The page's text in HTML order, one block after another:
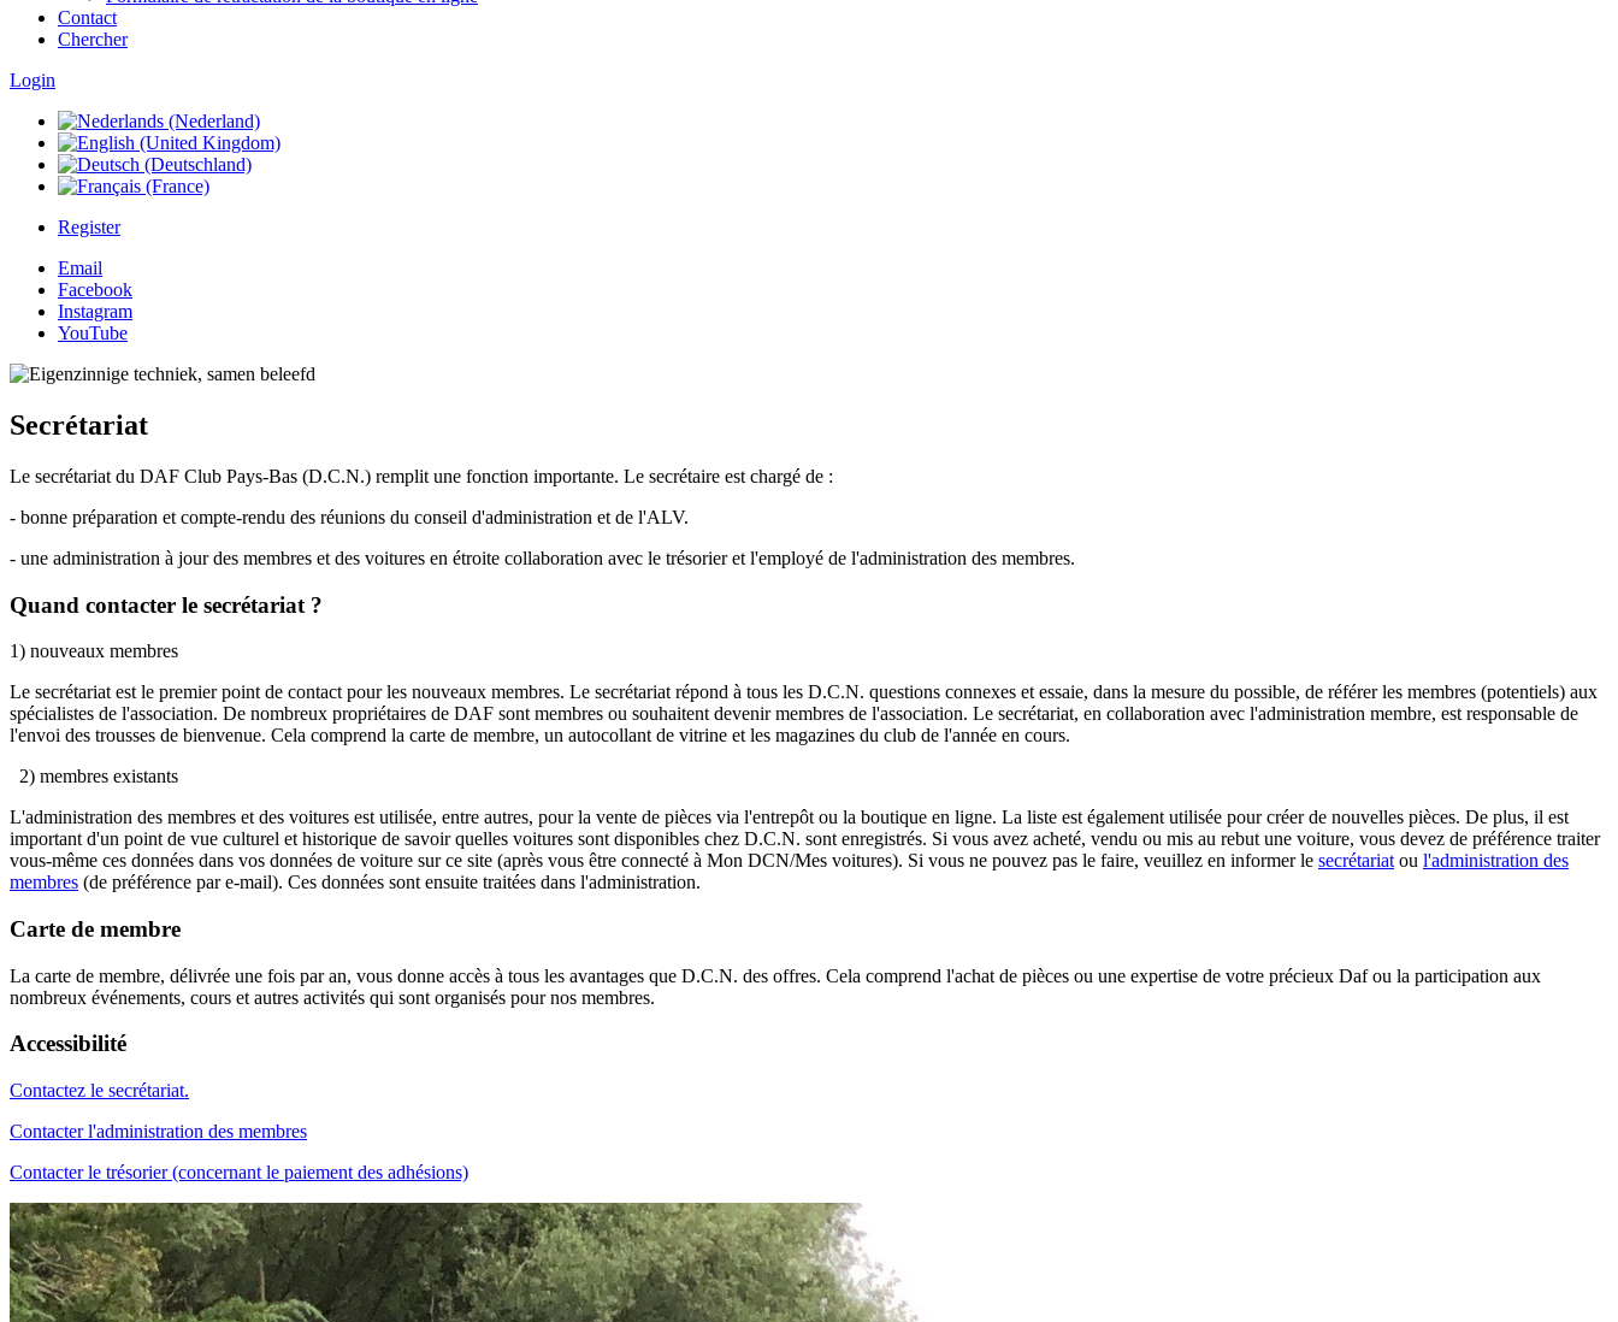
Contact
Chercher
Login
Register
Email
Facebook
Instagram
YouTube
Secrétariat
Le secrétariat du DAF Club Pays-Bas (D.C.N.) remplit une fonction importante. Le secrétaire est chargé de :
- bonne préparation et compte-rendu des réunions du conseil d'administration et de l'ALV.
- une administration à jour des membres et des voitures en étroite collaboration avec le trésorier et l'employé de l'administration des membres.
Quand contacter le secrétariat ?
1) nouveaux membres
Le secrétariat est le premier point de contact pour les nouveaux membres. Le secrétariat répond à tous les D.C.N. questions connexes et essaie, dans la mesure du possible, de référer les membres (potentiels) aux
spécialistes de l'association. De nombreux propriétaires de DAF sont membres ou souhaitent devenir membres de l'association. Le secrétariat, en collaboration avec l'administration membre, est responsable de
l'envoi des trousses de bienvenue. Cela comprend la carte de membre, un autocollant de vitrine et les magazines du club de l'année en cours.
2) membres existants
L'administration des membres et des voitures est utilisée, entre autres, pour la vente de pièces via l'entrepôt ou la boutique en ligne. La liste est également utilisée pour créer de nouvelles pièces. De plus, il est
important d'un point de vue culturel et historique de savoir quelles voitures sont disponibles chez D.C.N. sont enregistrés. Si vous avez acheté, vendu ou mis au rebut une voiture, vous devez de préférence traiter
vous-même ces données dans vos données de voiture sur ce site (après vous être connecté à Mon DCN/Mes voitures). Si vous ne pouvez pas le faire, veuillez en informer le secrétariat ou l'administration des
membres (de préférence par e-mail). Ces données sont ensuite traitées dans l'administration.
Carte de membre
La carte de membre, délivrée une fois par an, vous donne accès à tous les avantages que D.C.N. des offres. Cela comprend l'achat de pièces ou une expertise de votre précieux Daf ou la participation aux
nombreux événements, cours et autres activités qui sont organisés pour nos membres.
Accessibilité
Contactez le secrétariat.
Contacter l'administration des membres
Contacter le trésorier (concernant le paiement des adhésions)